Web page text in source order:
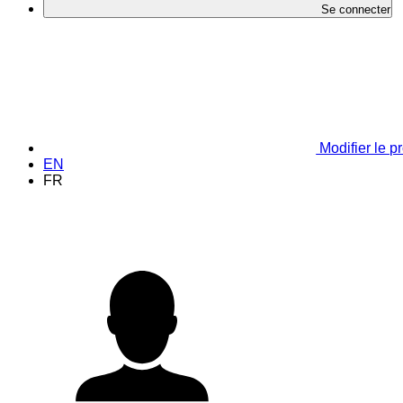
Se connecter
Modifier le
EN
FR